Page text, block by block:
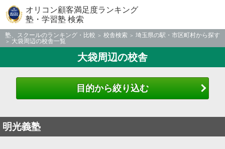
オリコン顧客満足度ランキング
塾・学習塾 検索
塾、スクールのランキング・比較 校舎検索
埼玉県の駅・市区町村から探す
大袋周辺の校舎一覧
大袋周辺の校舎
目的から絞り込む
明光義塾